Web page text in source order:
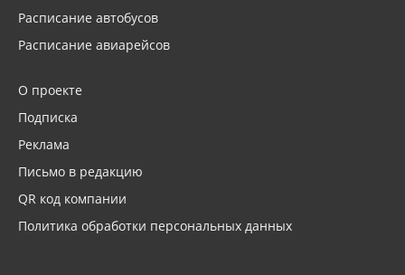
Расписание автобусов
Расписание авиарейсов
О проекте
Подписка
Реклама
Письмо в редакцию
QR код компании
Политика обработки персональных данных